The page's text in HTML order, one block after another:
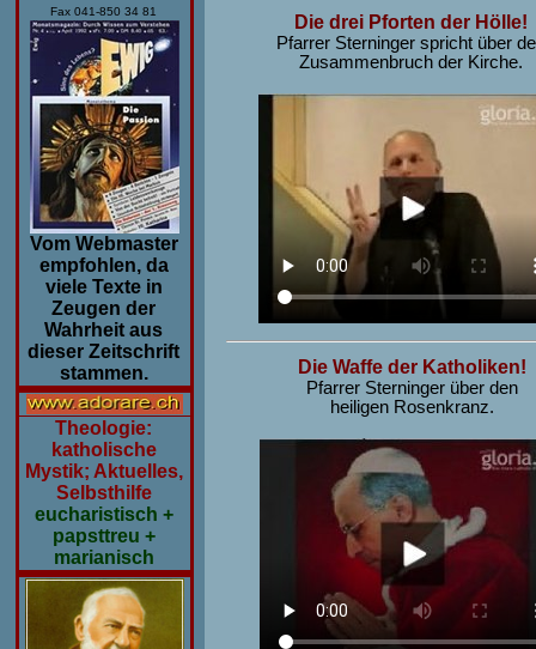
Fax 041-850 34 81
Vom Webmaster
empfohlen, da
viele Texte in
Zeugen der
Wahrheit aus
dieser Zeitschrift
stammen.
Theologie:
katholische
Mystik; Aktuelles,
Selbsthilfe
eucharistisch +
papsttreu +
marianisch
Die drei Pforten der Hölle!
Pfarrer Sterninger spricht über
Zusammenbruch der Kirche.
Die Waffe der Katholiken!
Pfarrer Sterninger über den
heiligen Rosenkranz.